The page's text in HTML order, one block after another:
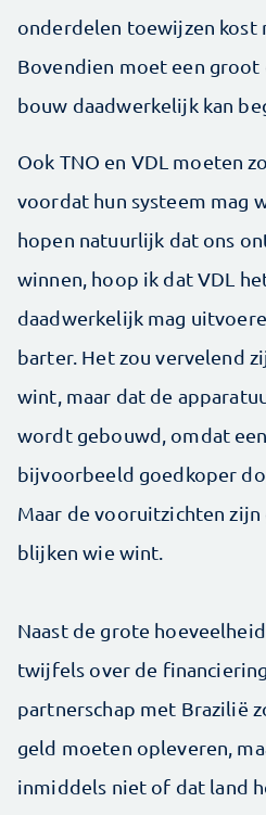
onderdelen toewijzen kost
Bovendien moet een
bouw daadwerkelijk kan
Ook TNO en VDL moeten
voordat hun systeem mag
hopen natuurlijk dat ons
winnen, hoop ik dat VDL
daadwerkelijk mag
barter. Het zou vervelend
wint, maar dat de
wordt gebouwd, omdat
bijvoorbeeld goedkoper
Maar de vooruitzichten zijn
blijken wie wint.
Naast de grote
twijfels over de
partnerschap met Brazilië
geld moeten opleveren,
inmiddels niet of dat land